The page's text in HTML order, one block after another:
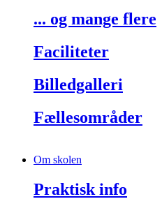
... og mange flere
Faciliteter
Billedgalleri
Fællesområder
Om skolen
Praktisk info